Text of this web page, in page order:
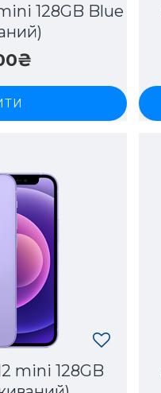
128GB Blue
mini 128GB